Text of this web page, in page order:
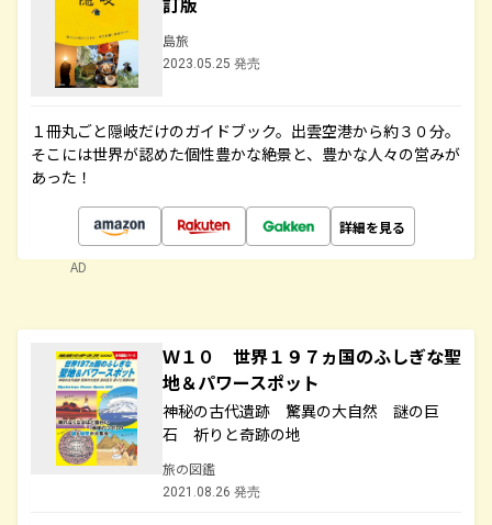
島旅
2023.05.25 発売
１冊丸ごと隠岐だけのガイドブック。出雲空港から約３０分。
そこには世界が認めた個性豊かな絶景と、豊かな人々の営みが
あった！
詳細を見る
AD
Ｗ１０ 世界１９７ヵ国のふしぎな聖
地＆パワースポット
神秘の古代遺跡 驚異の大自然 謎の巨
石 祈りと奇跡の地
旅の図鑑
2021.08.26 発売